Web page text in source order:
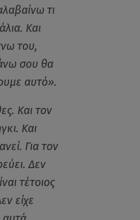
τι
Και
του,
σου θα
αυτό».
Και τον
Και
Για τον
Δεν
τέτοιος
είχε